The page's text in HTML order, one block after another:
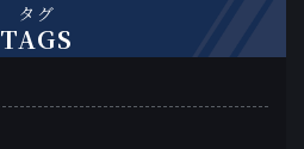
タグ
TAGS